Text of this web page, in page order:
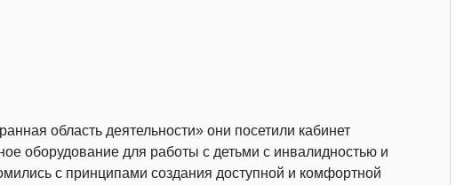
область деятельности» они посетили кабинет
оборудование для работы с детьми с инвалидностью и
с принципами создания доступной и комфортной